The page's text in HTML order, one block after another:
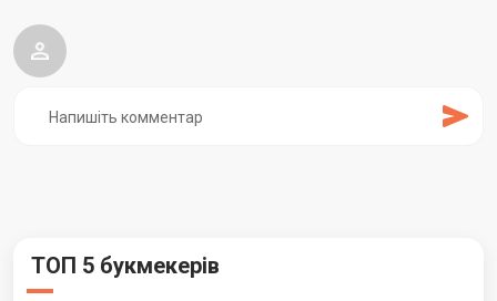
ТОП 5 букмекерів